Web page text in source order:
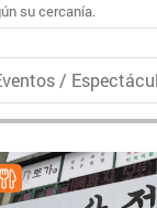
su cercanía.
/